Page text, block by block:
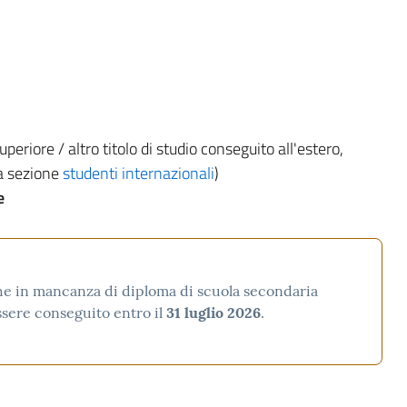
/ altro titolo di studio conseguito all'estero,
sezionestudenti internazionali)
in mancanza di diploma di scuola secondaria
conseguito entro il 31 luglio 2026.